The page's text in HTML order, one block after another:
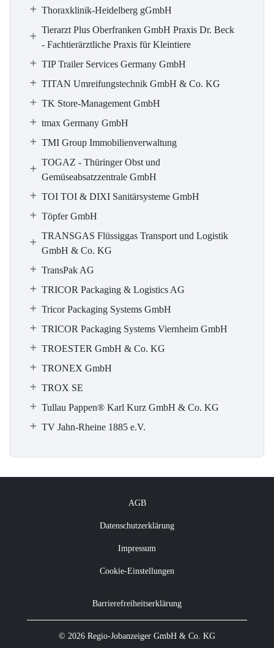
Thoraxklinik-Heidelberg gGmbH
Tierarzt Plus Oberfranken GmbH Praxis Dr. Beck
- Fachtierärztliche Praxis für Kleintiere
TIP Trailer Services Germany GmbH
TITAN Umreifungstechnik GmbH & Co. KG
TK Store-Management GmbH
tmax Germany GmbH
TMI Group Immobilienverwaltung
TOGAZ - Thüringer Obst und
Gemüseabsatzzentrale GmbH
TOI TOI & DIXI Sanitärsysteme GmbH
Töpfer GmbH
TRANSGAS Flüssiggas Transport und Logistik
GmbH & Co. KG
TransPak AG
TRICOR Packaging & Logistics AG
Tricor Packaging Systems GmbH
TRICOR Packaging Systems Viernheim GmbH
TROESTER GmbH & Co. KG
TRONEX GmbH
TROX SE
Tullau Pappen® Karl Kurz GmbH & Co. KG
TV Jahn-Rheine 1885 e.V.
AGB
Datenschutzerklärung
Impressum
Cookie-Einstellungen
Barrierefreiheitserklärung
© 2026 Regio-Jobanzeiger GmbH & Co. KG